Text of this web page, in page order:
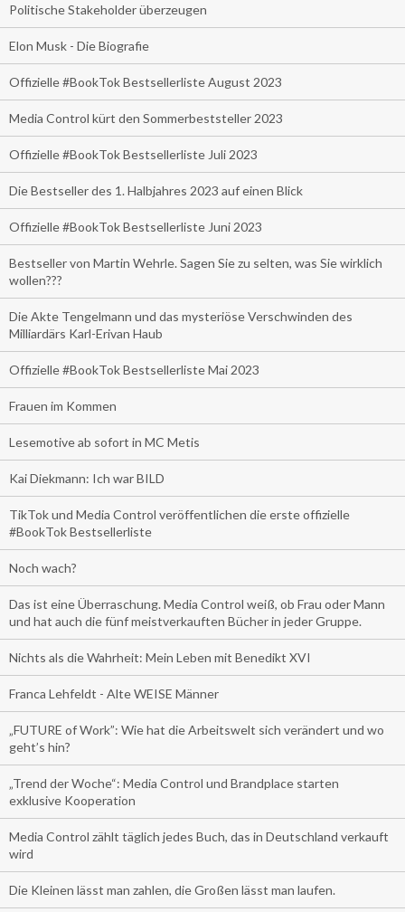
Politische Stakeholder überzeugen
Elon Musk - Die Biografie
Offizielle #BookTok Bestsellerliste August 2023
Media Control kürt den Sommerbeststeller 2023
Offizielle #BookTok Bestsellerliste Juli 2023
Die Bestseller des 1. Halbjahres 2023 auf einen Blick
Offizielle #BookTok Bestsellerliste Juni 2023
Bestseller von Martin Wehrle. Sagen Sie zu selten, was Sie wirklich
wollen???
Die Akte Tengelmann und das mysteriöse Verschwinden des
Milliardärs Karl-Erivan Haub
Offizielle #BookTok Bestsellerliste Mai 2023
Frauen im Kommen
Lesemotive ab sofort in MC Metis
Kai Diekmann: Ich war BILD
TikTok und Media Control veröffentlichen die erste offizielle
#BookTok Bestsellerliste
Noch wach?
Das ist eine Überraschung. Media Control weiß, ob Frau oder Mann
und hat auch die fünf meistverkauften Bücher in jeder Gruppe.
Nichts als die Wahrheit: Mein Leben mit Benedikt XVI
Franca Lehfeldt - Alte WEISE Männer
„FUTURE of Work”: Wie hat die Arbeitswelt sich verändert und wo
geht’s hin?
„Trend der Woche“: Media Control und Brandplace starten
exklusive Kooperation
Media Control zählt täglich jedes Buch, das in Deutschland verkauft
wird
Die Kleinen lässt man zahlen, die Großen lässt man laufen.